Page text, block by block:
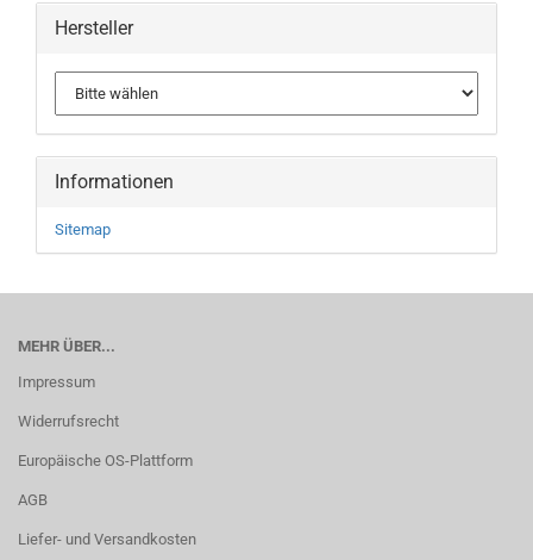
Hersteller
Informationen
Sitemap
MEHR ÜBER...
Impressum
Widerrufsrecht
Europäische OS-Plattform
AGB
Liefer- und Versandkosten